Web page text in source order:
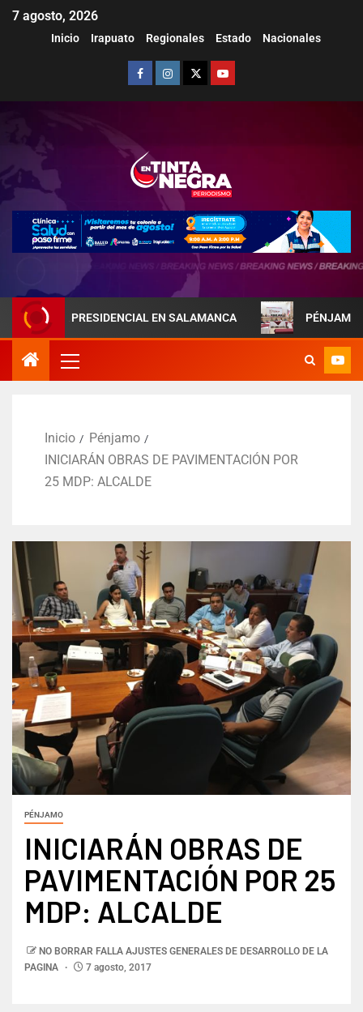
7 agosto, 2026
Inicio Irapuato Regionales Estado Nacionales
PRESIDENCIAL EN SALAMANCA PÉNJAMO
Inicio
Pénjamo
INICIARÁN OBRAS DE PAVIMENTACIÓN POR
25 MDP: ALCALDE
PÉNJAMO
INICIARÁN OBRAS DE
PAVIMENTACIÓN POR 25
MDP: ALCALDE
NO BORRAR FALLA AJUSTES GENERALES DE DESARROLLO DE LA
PAGINA
7 agosto, 2017